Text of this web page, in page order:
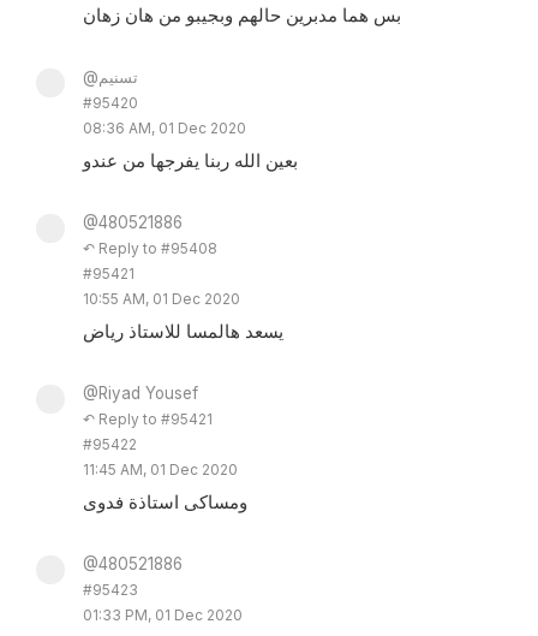
بس هما مدبرين حالهم وبجيبو من هان زهان
@تسنيم
#95420
08:36 AM, 01 Dec 2020
بعين الله ربنا يفرجها من عندو
@480521886
↶ Reply to #95408
#95421
10:55 AM, 01 Dec 2020
يسعد هالمسا للاستاذ رياض
@Riyad Yousef
↶ Reply to #95421
#95422
11:45 AM, 01 Dec 2020
ومساكى استاذة فدوى
@480521886
#95423
01:33 PM, 01 Dec 2020